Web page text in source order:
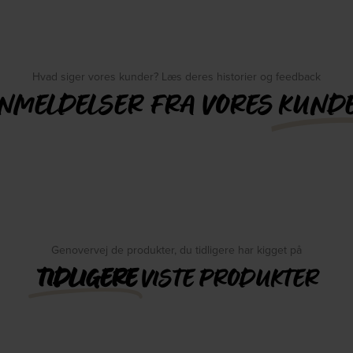
Hvad siger vores kunder? Læs deres historier og feedback
FRA VORES
Genovervej de produkter, du tidligere har kigget på
TIDLIGEREVISTE PRODUKTER